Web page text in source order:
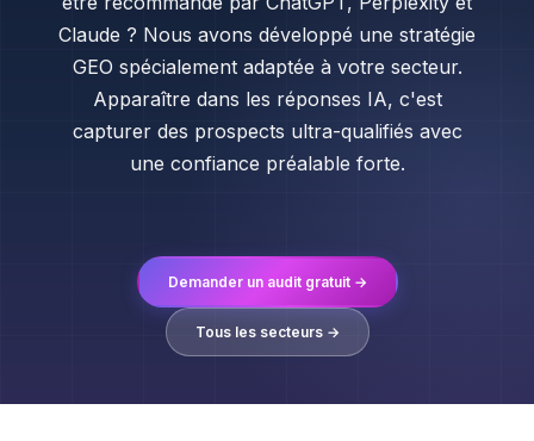
Claude ? Nous avons développé une stratégie
GEO spécialement adaptée à votre secteur.
Apparaître dans les réponses IA, c'est
capturer des prospects ultra-qualifiés avec
une confiance préalable forte.
Demander un audit gratuit →
Tous les secteurs →